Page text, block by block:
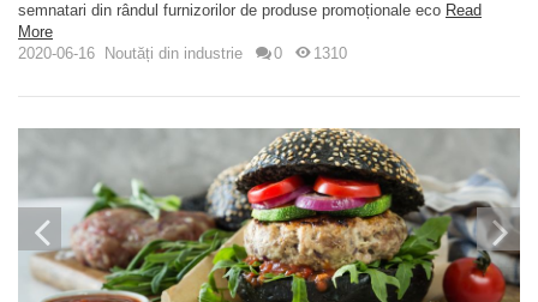
semnatari din rândul furnizorilor de produse promoționale eco Read
More
2020-06-16
Noutăți din industrie 0 1310